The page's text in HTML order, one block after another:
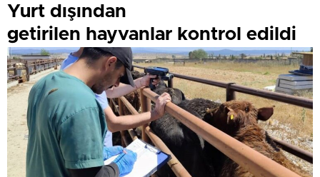
Yurt dışından
getirilen hayvanlar kontrol edildi